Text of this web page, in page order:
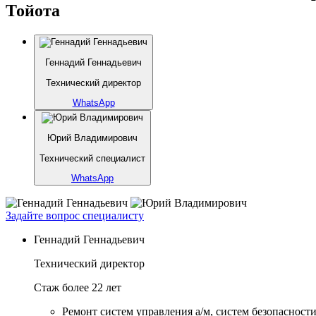
Тойота
Геннадий Геннадьевич
Технический директор
WhatsApp
Юрий Владимирович
Технический специалист
WhatsApp
Задайте вопрос специалисту
Геннадий Геннадьевич
Технический директор
Стаж более 22 лет
Ремонт систем управления а/м, систем